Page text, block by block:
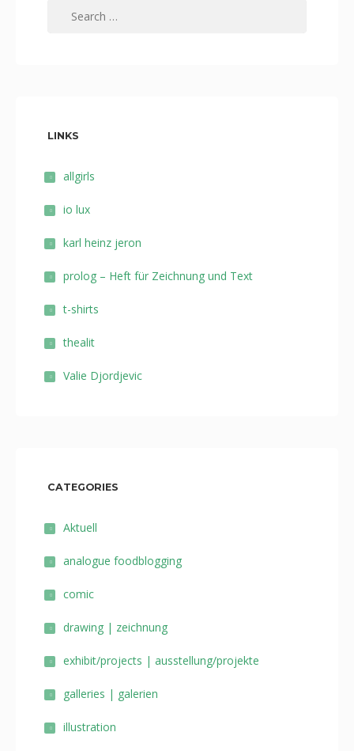
LINKS
allgirls
io lux
karl heinz jeron
prolog – Heft für Zeichnung und Text
t-shirts
thealit
Valie Djordjevic
CATEGORIES
Aktuell
analogue foodblogging
comic
drawing | zeichnung
exhibit/projects | ausstellung/projekte
galleries | galerien
illustration